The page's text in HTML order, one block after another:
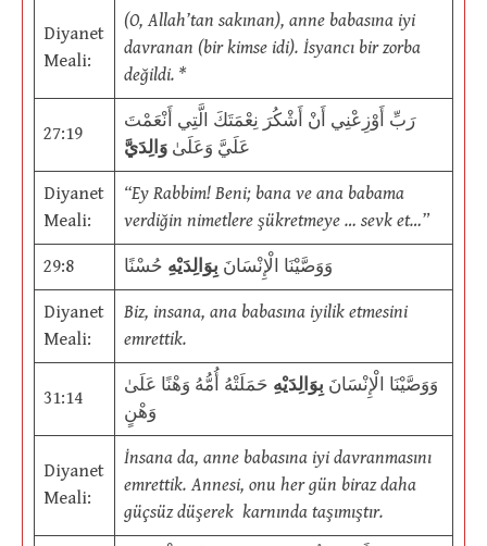
Diyanet
Meali:
(O, Allah’tan sakınan), anne babasına iyi
davranan (bir kimse idi). İsyancı bir zorba
değildi. *
27:19
رَبِّ أَوْزِعْنِي أَنْ أَشْكُرَ نِعْمَتَكَ الَّتِي أَنْعَمْتَ
عَلَيَّ وَعَلَىٰ وَالِدَيَّ
Diyanet
Meali:
“Ey Rabbim! Beni; bana ve ana babama
verdiğin nimetlere şükretmeye … sevk et…”
29:8 وَوَصَّيْنَا الْإِنْسَانَ بِوَالِدَيْهِ حُسْنًا
Diyanet
Meali:
Biz, insana, ana babasına iyilik etmesini
emrettik.
31:14
وَوَصَّيْنَا الْإِنْسَانَ بِوَالِدَيْهِ حَمَلَتْهُ أُمُّهُ وَهْنًا عَلَىٰ
وَهْنٍ
Diyanet
Meali:
İnsana da, anne babasına iyi davranmasını
emrettik. Annesi, onu her gün biraz daha
güçsüz düşerek karnında taşımıştır.